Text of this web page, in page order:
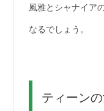
風雅とシャナイア
なるでしょう。
ティーン